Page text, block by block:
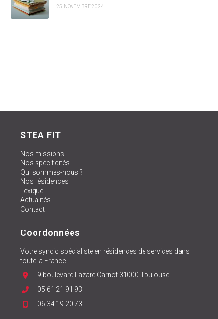
25 NOVEMBRE 2024
STEA FIT
Nos missions
Nos spécificités
Qui sommes-nous ?
Nos résidences
Lexique
Actualités
Contact
Coordonnées
Votre syndic spécialiste en résidences de services dans
toute la France.
9 boulevard Lazare Carnot 31000 Toulouse
05 61 21 91 93
06 34 19 20 73